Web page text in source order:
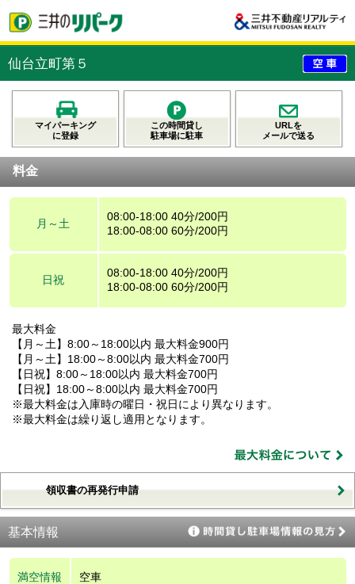
仙台立町第５
マイパーキング
に登録
この時間貸し
駐車場に駐車
URLを
メールで送る
料金
月～土
08:00-18:00 40分/200円
18:00-08:00 60分/200円
日祝
08:00-18:00 40分/200円
18:00-08:00 60分/200円
最大料金
【月～土】8:00～18:00以内 最大料金900円
【月～土】18:00～8:00以内 最大料金700円
【日祝】8:00～18:00以内 最大料金700円
【日祝】18:00～8:00以内 最大料金700円
※最大料金は入庫時の曜日・祝日により異なります。
※最大料金は繰り返し適用となります。
領収書の再発行申請
基本情報
満空情報 空車